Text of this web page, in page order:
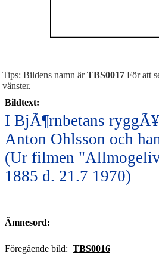
Tips: Bildens namn ärTBS0017 För att
vänster.
Bildtext:
I BjÃ¶rnbetans
Anton Ohlsson och
(Ur filmen
1885 d. 21.7 1970)
Ämnesord:
Föregående bild: TBS0016